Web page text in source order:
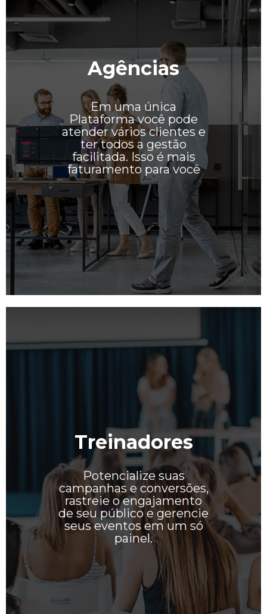
Agências
Em uma única
Plataforma você pode
atender vários clientes e
ter todos a gestão
facilitada. Isso é mais
faturamento para você
Treinadores
Potencialize suas
campanhas e conversões,
rastreie o engajamento
de seu público e gerencie
seus eventos em um só
painel.